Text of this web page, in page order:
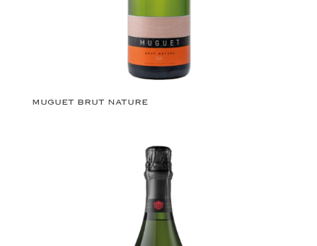
MUGUET BRUT NATURE